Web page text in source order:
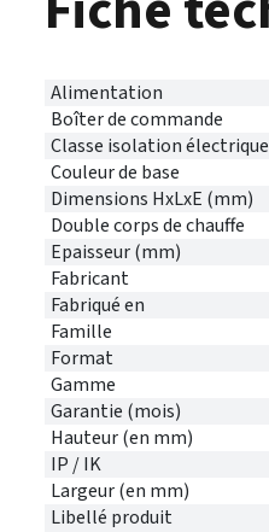
Alimentation
Boîter de commande
Classe isolation électrique
Couleur de base
Dimensions HxLxE (mm)
Double corps de chauffe
Epaisseur (mm)
Fabricant
Fabriqué en
Famille
Format
Gamme
Garantie (mois)
Hauteur (en mm)
IP / IK
Largeur (en mm)
Libellé produit